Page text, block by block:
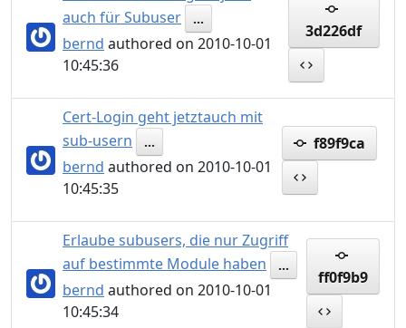
auch für Subuser
...
bernd authored on 2010-10-01
10:45:36
3d226df
Cert-Login geht jetztauch mit
sub-usern
...
bernd authored on 2010-10-01
10:45:35
f89f9ca
Erlaube subusers, die nur Zugriff
auf bestimmte Module haben
...
bernd authored on 2010-10-01
10:45:34
ff0f9b9